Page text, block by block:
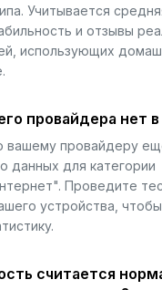
Учитывается
и отзывы
использующих
провайдера нет в
вашему провайдеру
данных для категории
Проведите
устройства,
считается